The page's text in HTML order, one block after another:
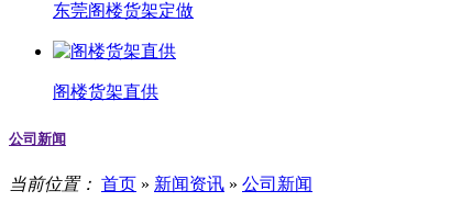
东莞阁楼货架定做
阁楼货架直供
公司新闻
当前位置： 首页 » 新闻资讯 » 公司新闻